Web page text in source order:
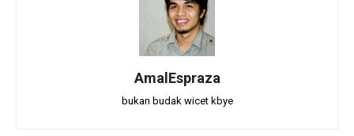
AmalEspraza
bukan budak wicet kbye